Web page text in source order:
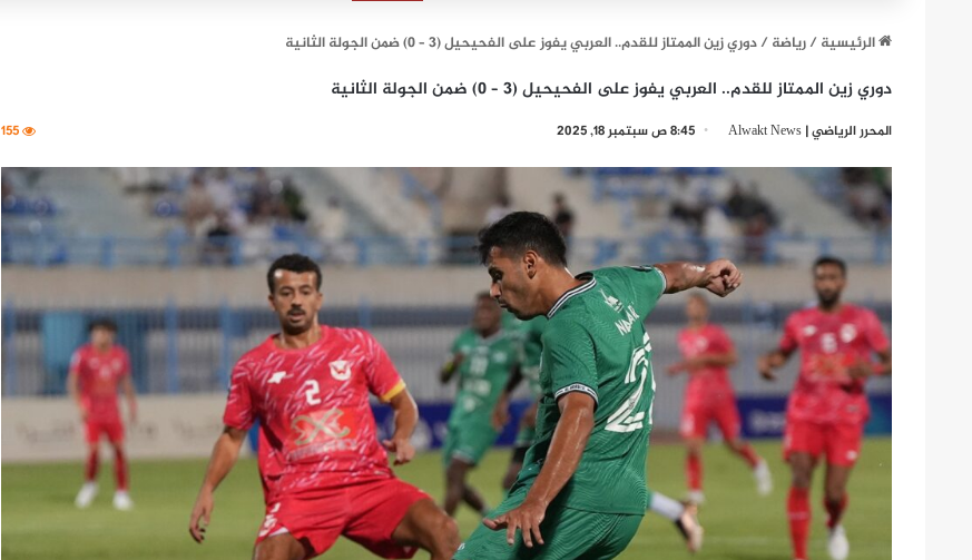
الرئيسية/رياضة/دوري زين الممتاز للقدم.. العربي يفوز على الفحيحيل (3 – 0) ضمن الجولة الثانية
دوري زين الممتاز للقدم.. العربي يفوز على الفحيحيل (3 – 0) ضمن الجولة الثانية
المحرر الرياضي | Alwakt News 8:45 ص سبتمبر 18, 2025 155